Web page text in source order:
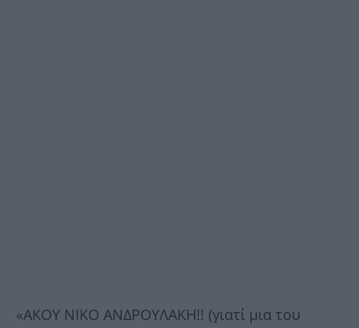
«ΑΚΟΥ ΝΙΚΟ ΑΝΔΡΟΥΛΑΚΗ!! (γιατί μια του